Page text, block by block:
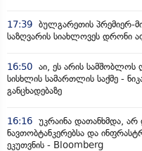
17:39 ბულგარეთის პრემიერ-
საზღვარის სიახლოვეს დრონი
16:50 აი, ეს არის სამშობლოს
სისხლის სამართლის საქმე -
განცხადებაზე
16:16 უკრაინა დათანხმდა, არ
ნავთობტანკერებსა და
ეკუთვნის - Bloomberg